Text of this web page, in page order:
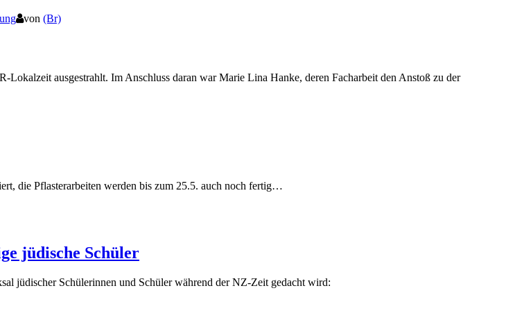
von (Br)
ausgestrahlt. Im Anschluss daran war Marie Lina Hanke, deren Facharbeit den Anstoß zu der
die Pflasterarbeiten werden bis zum 25.5. auch noch fertig…
jüdische Schüler
jüdischer Schülerinnen und Schüler während der NZ-Zeit gedacht wird: